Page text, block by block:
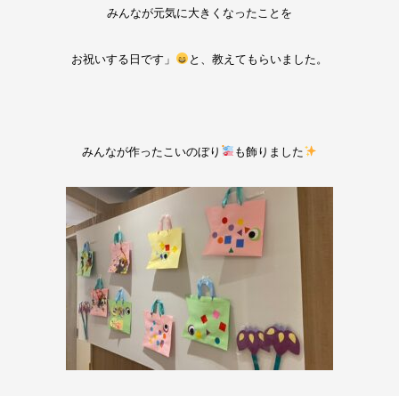
みんなが元気に大きくなったことを
お祝いする日です」 と、教えてもらいました。
みんなが作ったこいのぼり も飾りました